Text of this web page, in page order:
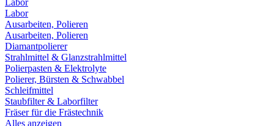
Labor
Labor
Ausarbeiten, Polieren
Ausarbeiten, Polieren
Diamantpolierer
Strahlmittel & Glanzstrahlmittel
Polierpasten & Elektrolyte
Polierer, Bürsten & Schwabbel
Schleifmittel
Staubfilter & Laborfilter
Fräser für die Frästechnik
Alles anzeigen